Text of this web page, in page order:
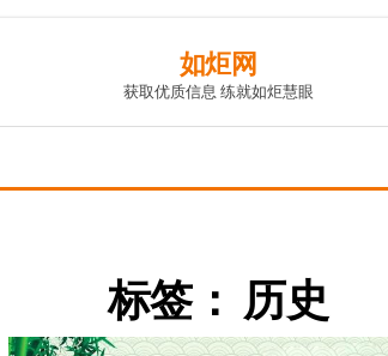
如炬网
获取优质信息 练就如炬慧眼
标签： 历史